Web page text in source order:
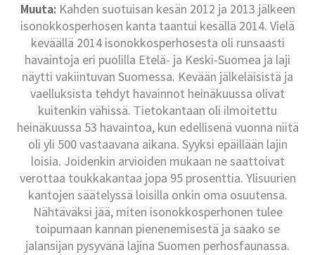
Muuta:Kahden suotuisan kesän 2012 ja 2013 jälkeen
isonokkosperhosen kanta taantui kesällä 2014. Vielä
keväällä 2014 isonokkosperhosesta oli runsaasti
havaintoja eri puolilla Etelä- ja Keski-Suomea ja laji
näytti vakiintuvan Suomessa. Kevään jälkeläisistä ja
vaelluksista tehdyt havainnot heinäkuussa olivat
kuitenkin vähissä. Tietokantaan oli ilmoitettu
heinäkuussa 53 havaintoa, kun edellisenä vuonna niitä
oli yli 500 vastaavana aikana. Syyksi epäillään lajin
loisia. Joidenkin arvioiden mukaan ne saattoivat
verottaa toukkakantaa jopa 95 prosenttia. Ylisuurien
kantojen säätelyssä loisilla onkin oma osuutensa.
Nähtäväksi jää, miten isonokkosperhonen tulee
toipumaan kannan pienenemisestä ja saako se
jalansijan pysyvänä lajina Suomen perhosfaunassa.